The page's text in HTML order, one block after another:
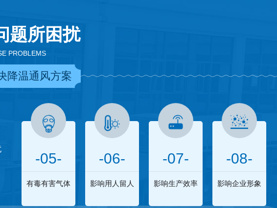
题所困扰
PROBLEMS
降温通风方案
-05-
有毒有害气体
-06-
影响用人留人
-07-
影响生产效率
-08-
影响企业形象